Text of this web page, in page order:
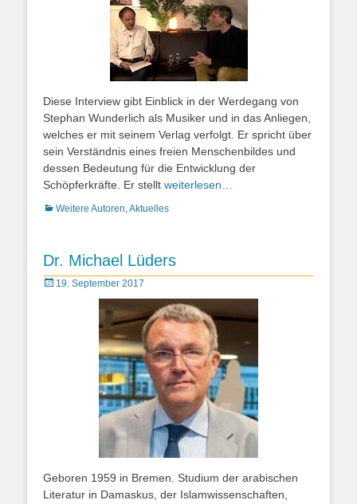
Diese Interview gibt Einblick in der Werdegang von
Stephan Wunderlich als Musiker und in das Anliegen,
welches er mit seinem Verlag verfolgt. Er spricht über
sein Verständnis eines freien Menschenbildes und
dessen Bedeutung für die Entwicklung der
Schöpferkräfte. Er stellt weiterlesen…
Kategorien
Weitere Autoren,Aktuelles
Dr. Michael Lüders
Posted
19. September 2017
Geboren 1959 in Bremen. Studium der arabischen
Literatur in Damaskus, der Islamwissenschaften,